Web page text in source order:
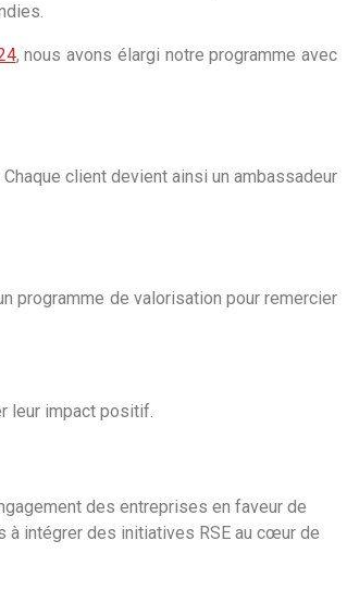
, nous avons élargi notre programme avec
client devient ainsi un ambassadeur
programme de valorisation pour remercier
leur impact positif.
des entreprises en faveur de
à intégrer des initiatives RSE au cœur de